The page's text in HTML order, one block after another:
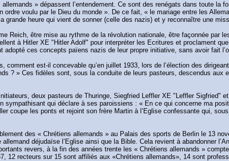
» dépassent l’entendement. Ce sont des renégats dans toute la
voulu par le Dieu du monde ». De ce fait, « le mariage entre les
grande heure qui vient de sonner (celle des nazis) et y reconnaître une
Reich, être mise au rythme de la révolution nationale, être façonnée par
à Hitler XE "Hitler Adolf" pour interpréter les Ecritures et proclament
adopté ces concepts païens nazis de leur propre initiative, sans avoir fait
comment est-il concevable qu’en juillet 1933, lors de l’élection des
? » Ces fidèles sont, sous la conduite de leurs pasteurs, descendus
deux pasteurs de Thuringe, Siegfried Leffler XE "Leffler Sigfried"
sympathisant qui déclare à ses paroissiens : « En ce qui concerne ma
coupe les ponts et rejoint son frère Martin à l’Eglise confessante qui,
des « Chrétiens allemands » au Palais des sports de Berlin le 13
déjudaïse l’Eglise ainsi que la Bible. Cela revient à abandonner
revers, à la fin des années trente les « Chrétiens allemands »
12 recteurs sur 15 sont affiliés aux «Chrétiens allemands», 14 sont